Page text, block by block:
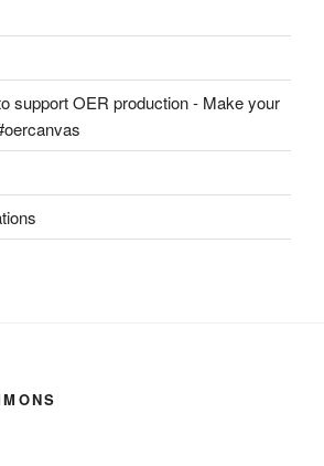
support OER production - Make your